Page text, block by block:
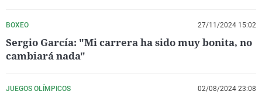
BOXEO 27/11/2024 15:02
Sergio García: "Mi carrera ha sido muy bonita, no
cambiará nada"
JUEGOS OLÍMPICOS 02/08/2024 23:08